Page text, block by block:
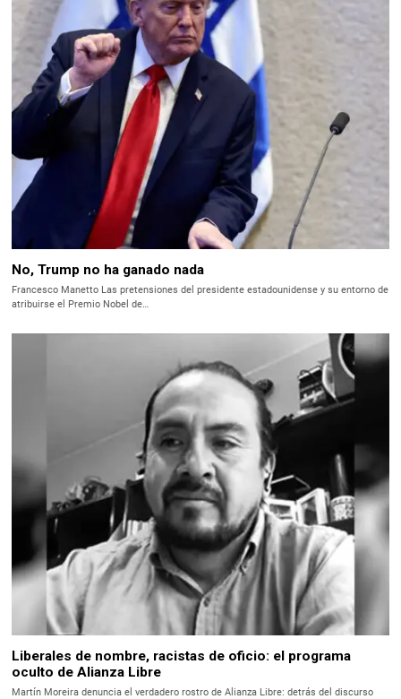
No, Trump no ha ganado nada
Francesco Manetto Las pretensiones del presidente estadounidense y su entorno de
atribuirse el Premio Nobel de…
Liberales de nombre, racistas de oficio: el programa
oculto de Alianza Libre
Martín Moreira denuncia el verdadero rostro de Alianza Libre: detrás del discurso